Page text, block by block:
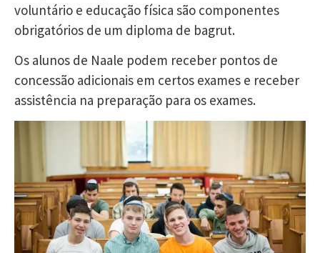
voluntário e educação física são componentes
obrigatórios de um diploma de bagrut.
Os alunos de Naale podem receber pontos de
concessão adicionais em certos exames e receber
assistência na preparação para os exames.